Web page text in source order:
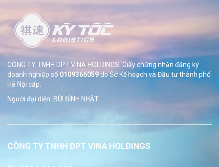
CÔNG TY TNHH DPT VINA HOLDINGS. Giấy chứng nhận đăng ký
doanh nghiệp số 0109366059do SởKế hoạch và Đầu tư thành phố
Hà Nội cấp.
Người đại diện: BÙI ĐÌNH NHẬT
CÔNG TY TNHH DPT VINA HOLDINGS